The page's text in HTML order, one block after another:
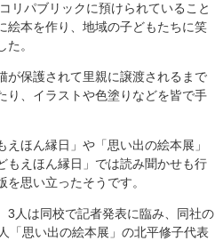
リパブリックに預けられていること
絵本を作り、地域の子どもたちに笑
。
が保護されて里親に譲渡されるまで
り、イラストや色塗りなどを皆で手
ほん縁日」や「思い出の絵本展」
もえほん縁日」では読み聞かせも行
思い立ったそうです。
3人は同校で記者発表に臨み、同社の
「思い出の絵本展」の北平修子代表